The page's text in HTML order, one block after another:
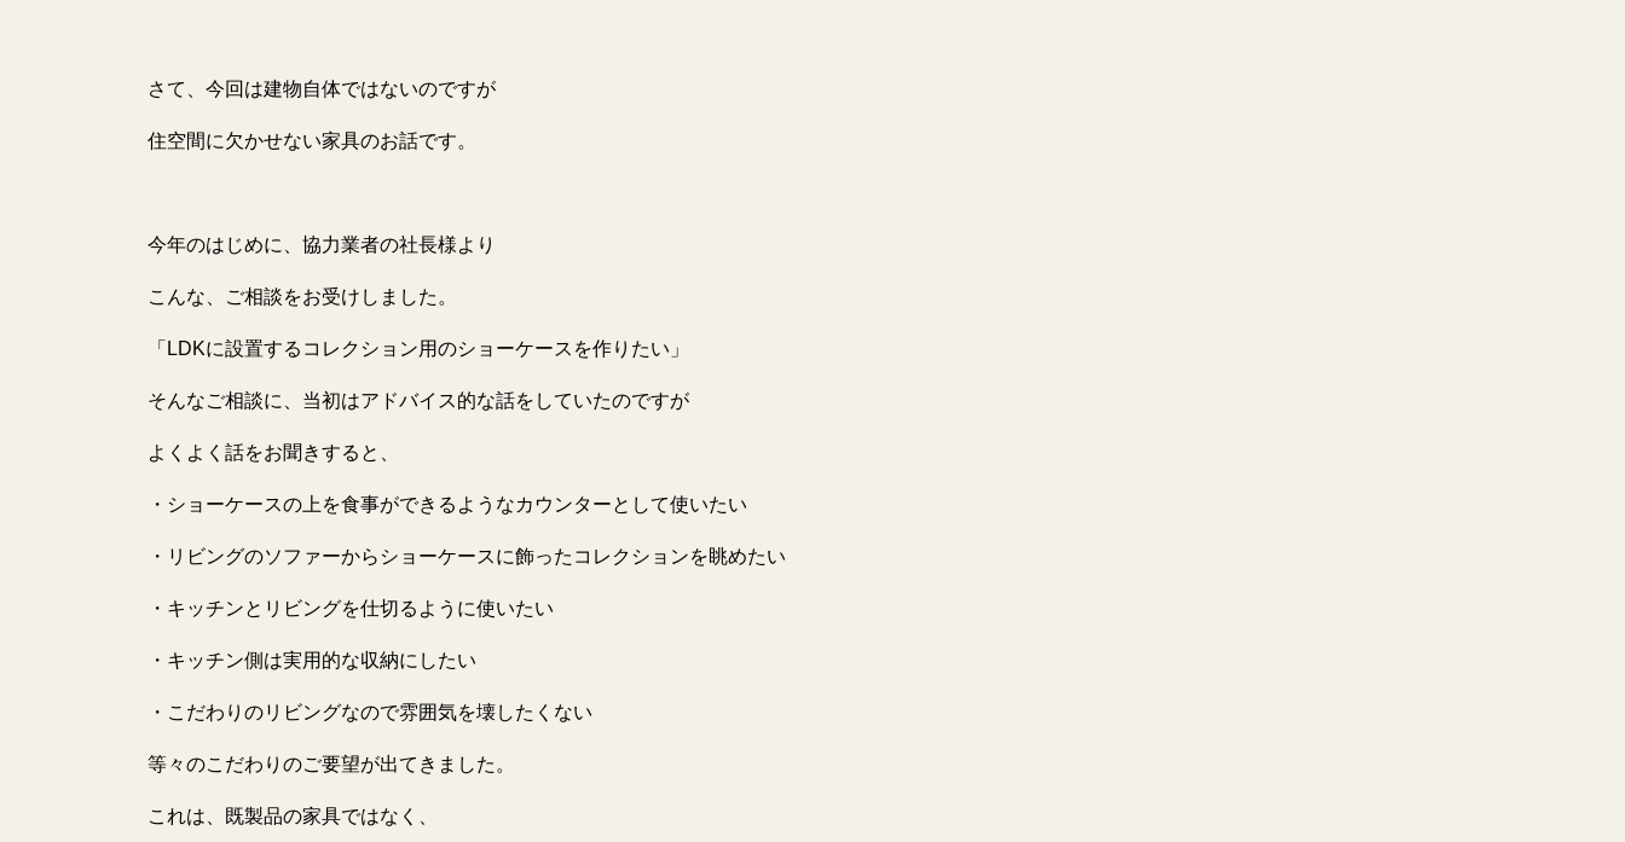
さて、今回は建物自体ではないのですが
住空間に欠かせない家具のお話です。
今年のはじめに、協力業者の社長様より
こんな、ご相談をお受けしました。
「LDKに設置するコレクション用のショーケースを作りたい」
そんなご相談に、当初はアドバイス的な話をしていたのですが
よくよく話をお聞きすると、
・ショーケースの上を食事ができるようなカウンターとして使いたい
・リビングのソファーからショーケースに飾ったコレクションを眺めたい
・キッチンとリビングを仕切るように使いたい
・キッチン側は実用的な収納にしたい
・こだわりのリビングなので雰囲気を壊したくない
等々のこだわりのご要望が出てきました。
これは、既製品の家具ではなく、